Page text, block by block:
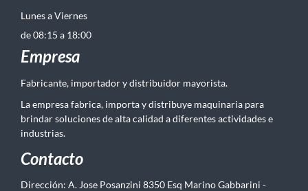
Lunes a Viernes
de 08:15 a 18:00
Empresa
Fabricante, importador y distribuidor mayorista.
La empresa fabrica, importa y distribuye maquinaria para
brindar soluciones de alta calidad a diferentes actividades e
industrias.
Contacto
Dirección: A. Jose Posanzini 8350 Esq Marino Gabbarini -